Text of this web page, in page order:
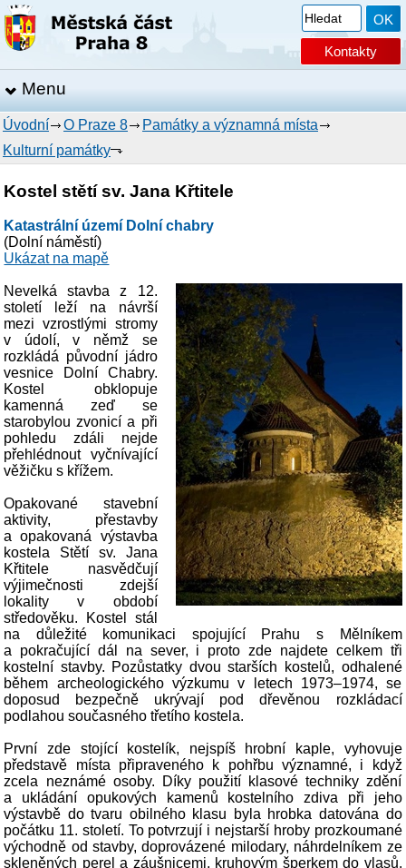
Kontakty
Menu
Úvodní O Praze 8
Památky a významná místa
Kulturní památky
Kostel stětí sv. Jana Křtitele
Katastrální území Dolní chabry
(Dolní náměstí)
Ukázat na mapě
Nevelká stavba z 12.
století leží na návrší
mezi vzrostlými stromy
v údolí, v němž se
rozkládá původní jádro
vesnice Dolní Chabry.
Kostel obklopuje
kamenná zeď se
starobylou zvonicí a při
pohledu zdáli nejde
přehlédnout vyčnívající
věžičku s křížem.
Opakované stavební
aktivity, přestavby
a opakovaná výstavba
kostela Stětí sv. Jana
Křtitele nasvědčují
výjimečnosti zdejší
lokality v období
středověku. Kostel stál
na důležité komunikaci spojující Prahu s Mělníkem
a pokračující dál na sever, i proto zde najdete celkem tři
kostelní stavby. Pozůstatky dvou starších kostelů, odhalené
během archeologického výzkumu v letech 1973–1974, se
doposud bezpečně ukrývají pod dřevěnou rozkládací
podlahou současného třetího kostela.
První zde stojící kostelík, nejspíš hrobní kaple, vyhovuje
představě místa připraveného k pohřbu významné, i když
zcela neznámé osoby. Díky použití klasové techniky zdění
a ukládání opukových kamenů kostelního zdiva při jeho
výstavbě do tvaru obilného klasu byla hrobka datována do
počátku 11. století. To potvrzují i nejstarší hroby prozkoumané
východně od stavby, doprovázené milodary, náhrdelníkem ze
skleněných perel a záušnicemi, kruhovým šperkem do vlasů.